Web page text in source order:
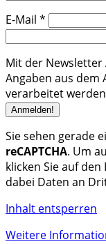
E-Mail *
Mit der Newsletter
Angaben aus
verarbeitet
Sie sehen gerade
reCAPTCHA. Um
klicken Sie auf
dabei Daten an
Inhalt entsperren
Weitere